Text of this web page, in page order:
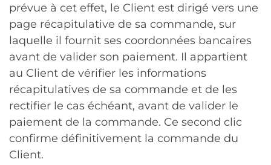
prévue à cet effet, le Client est dirigé vers une
page récapitulative de sa commande, sur
laquelle il fournit ses coordonnées bancaires
avant de valider son paiement. Il appartient
au Client de vérifier les informations
récapitulatives de sa commande et de les
rectifier le cas échéant, avant de valider le
paiement de la commande. Ce second clic
confirme définitivement la commande du
Client.